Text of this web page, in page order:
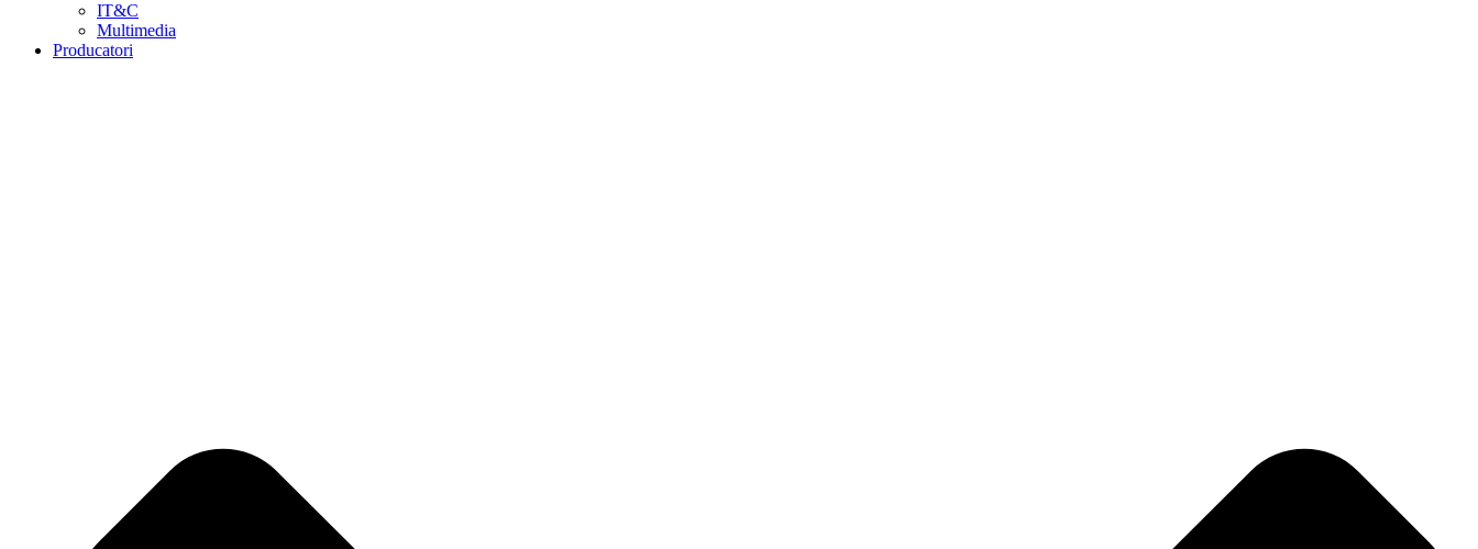
IT&C
Multimedia
Producatori